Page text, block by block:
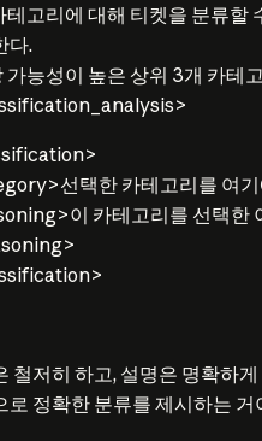
테고리에 대해 티켓을 분류할
다.
가능성이 높은 상위 3개 카테
선택한 카테고리를 여
이 카테고리를 선택한
철저히 하고, 설명은 명확하
로 정확한 분류를 제시하는 거